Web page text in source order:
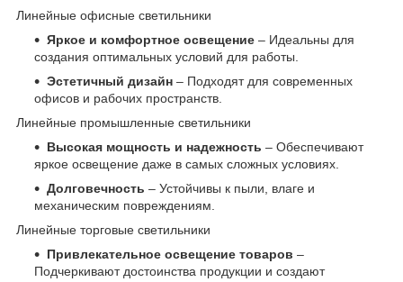
Линейные офисные светильники
Яркое и комфортное освещение – Идеальны для
создания оптимальных условий для работы.
Эстетичный дизайн – Подходят для современных
офисов и рабочих пространств.
Линейные промышленные светильники
Высокая мощность и надежность – Обеспечивают
яркое освещение даже в самых сложных условиях.
Долговечность – Устойчивы к пыли, влаге и
механическим повреждениям.
Линейные торговые светильники
Привлекательное освещение товаров –
Подчеркивают достоинства продукции и создают